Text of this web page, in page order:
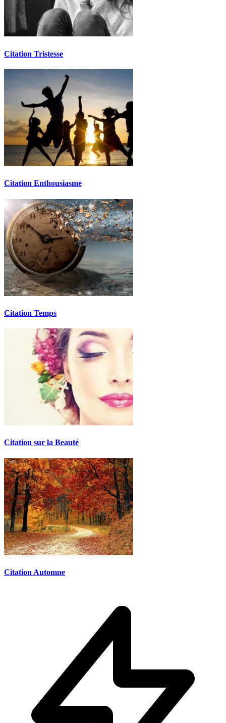
Citation Tristesse
Citation Enthousiasme
Citation Temps
Citation sur la Beauté
Citation Automne